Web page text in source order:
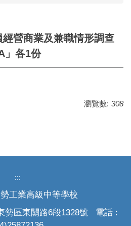
營商業及兼職情形調查
」各1份
瀏覽數: 308
:::
工業高級中等學校
勢區東關路6段1328號 電話 :